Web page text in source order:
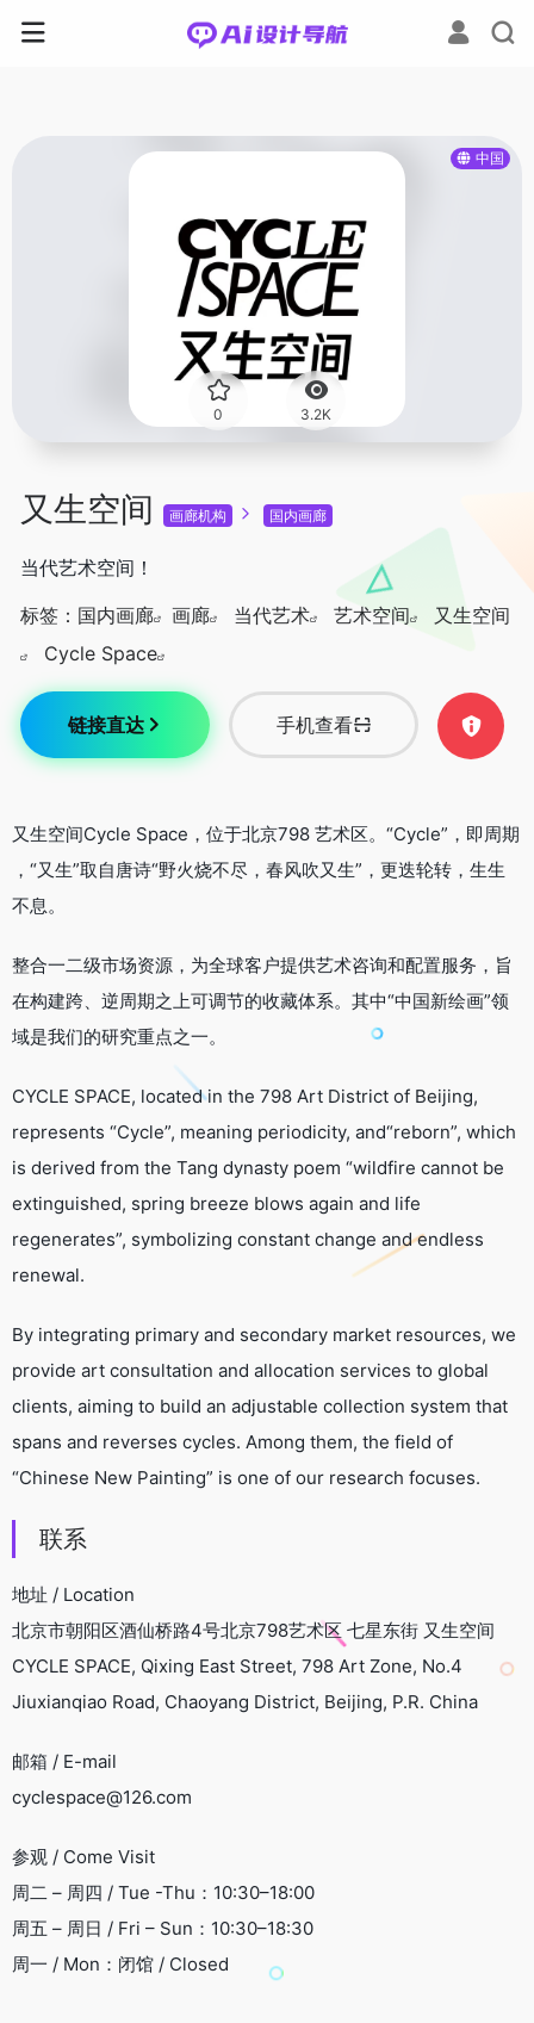
中国
0 3.2K
又生空间 画廊机构 国内画廊
当代艺术空间！
标签： 国内画廊 画廊 当代艺术 艺术空间
又生空间
Cycle Space
链接直达 手机查看
又生空间Cycle Space，位于北京798 艺术区。“Cycle”，即周期
，“又生”取自唐诗“野火烧不尽，春风吹又生”，更迭轮转，生生
不息。
整合一二级市场资源，为全球客户提供艺术咨询和配置服务，旨
在构建跨、逆周期之上可调节的收藏体系。其中“中国新绘画”领
域是我们的研究重点之一。
CYCLE SPACE, located in the 798 Art District of Beijing,
represents “Cycle”, meaning periodicity, and“reborn”, which
is derived from the Tang dynasty poem “wildfire cannot be
extinguished, spring breeze blows again and life
regenerates”, symbolizing constant change and endless
renewal.
By integrating primary and secondary market resources, we
provide art consultation and allocation services to global
clients, aiming to build an adjustable collection system that
spans and reverses cycles. Among them, the field of
“Chinese New Painting” is one of our research focuses.
联系
地址 / Location
北京市朝阳区酒仙桥路4号北京798艺术区 七星东街 又生空间
CYCLE SPACE, Qixing East Street, 798 Art Zone, No.4
Jiuxianqiao Road, Chaoyang District, Beijing, P.R. China
邮箱 / E-mail
cyclespace@126.com
参观 / Come Visit
周二 – 周四 / Tue -Thu：10:30–18:00
周五 – 周日 / Fri – Sun：10:30–18:30
​周一 / Mon：闭馆 / Closed